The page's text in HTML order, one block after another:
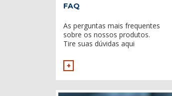
FAQ
As perguntas mais frequentes
sobre os nossos produtos.
Tire suas dúvidas aqui
+